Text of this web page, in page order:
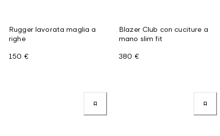
Rugger lavorata maglia a
righe
150 €
Blazer Club con cuciture a
mano slim fit
380 €